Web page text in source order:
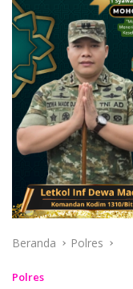
Beranda Polres
Polres